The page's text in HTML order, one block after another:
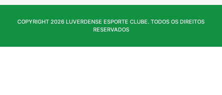
COPYRIGHT 2026 LUVERDENSE ESPORTE CLUBE. TODOS OS DIREITOS
RESERVADOS